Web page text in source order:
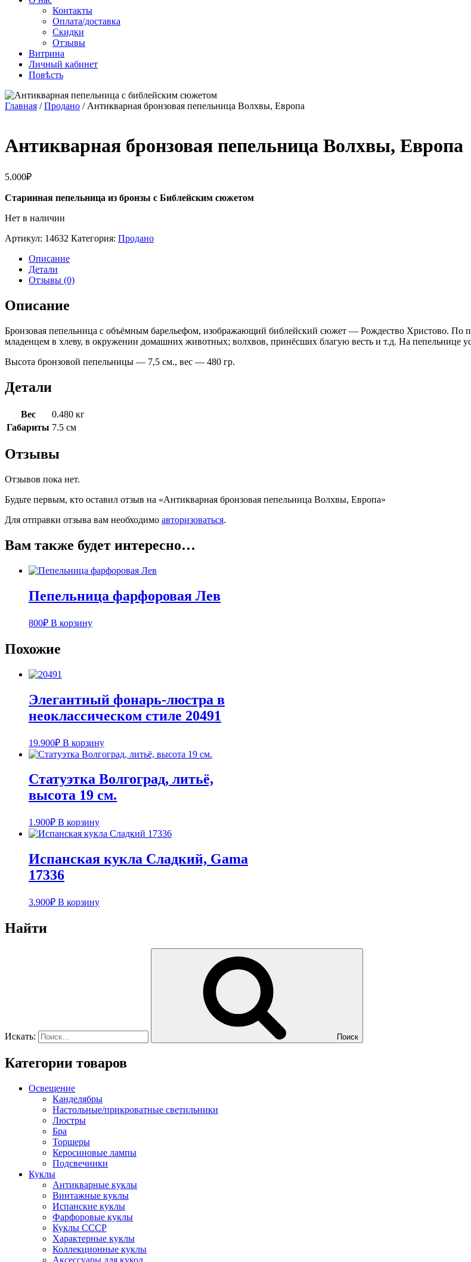
Контакты
Оплата/доставка
Скидки
Отзывы
Витрина
Личный кабинет
Повѣсть
Главная /Продано / Антикварная бронзовая пепельница Волхвы, Европа
Антикварная бронзовая пепельница Волхвы, Европа
5.000₽
Старинная пепельница из бронзы с Библейским сюжетом
Нет в наличии
Артикул: 14632 Категория: Продано
Описание
Детали
Отзывы (0)
Описание
Бронзовая пепельница с объёмным барельефом, изображающий библейский сюжет — Рождество Христово. По
младенцем в хлеву, в окружении домашних животных; волхвов, принёсших благую весть и т.д. На пепельнице
Высота бронзовой пепельницы — 7,5 см., вес — 480 гр.
Детали
Вес
0.480 кг
Габариты 7.5 см
Отзывы
Отзывов пока нет.
Будьте первым, кто оставил отзыв на «Антикварная бронзовая пепельница Волхвы, Европа»
Для отправки отзыва вам необходимо авторизоваться.
Вам также будет интересно…
Пепельница фарфоровая Лев
800₽ В корзину
Похожие
Элегантный фонарь-люстра в
неоклассическом стиле 20491
19.900₽ В корзину
Статуэтка Волгоград, литьё,
высота 19 см.
1.900₽ В корзину
Испанская кукла Cладкий, Gama
17336
3.900₽ В корзину
Найти
Искать: Поиск
Категории товаров
Освещение
Канделябры
Настольные/прикроватные светильники
Люстры
Бра
Торшеры
Керосиновые лампы
Подсвечники
Куклы
Антикварные куклы
Винтажные куклы
Испанские куклы
Фарфоровые куклы
Куклы СССР
Характерные куклы
Коллекционные куклы
Аксессуары для кукол